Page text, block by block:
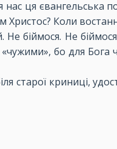
ця
Христос? Коли
Не біймося. Не
бо для Бога
старої криниці,